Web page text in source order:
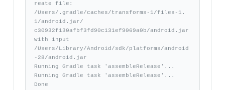
reate file:
/Users/.gradle/caches/transforms-1/files-1.
1/android.jar/
c30932f130afbf3fd90c131ef9069a0b/android.jar
with input
/Users/Library/Android/sdk/platforms/android
-28/android.jar
Running Gradle task 'assembleRelease'...
Running Gradle task 'assembleRelease'...
Done